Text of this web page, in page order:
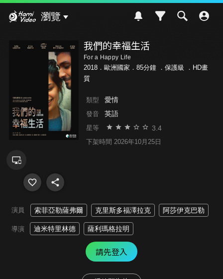
瀏覽
我們的幸福生活
For a Happy Life
2018．歐洲國家．85分鐘 ． 保護級
．HD畫
質
類型 愛情
發音 英語
星等 3.4
下架時間 2026年10月25日
演員 索菲亞勒薩弗爾 克里斯多福澤拉克 阿莎伊克巴勒
導演 迪米特里林德 薩利瑪格拉明
請先登入